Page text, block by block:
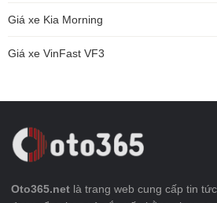
Giá xe Kia Morning
Giá xe VinFast VF3
Oto365.net là trang web cung cấp tin